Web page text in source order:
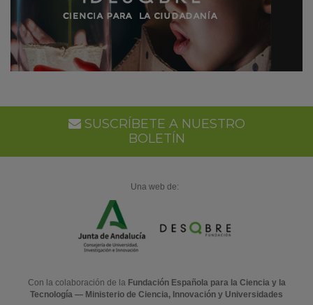
SUSCRÍBETE A NUESTRO
BOLETÍN
Una web de:
Con la colaboración de la Fundación Española para la Ciencia y la
Tecnología — Ministerio de Ciencia, Innovación y Universidades